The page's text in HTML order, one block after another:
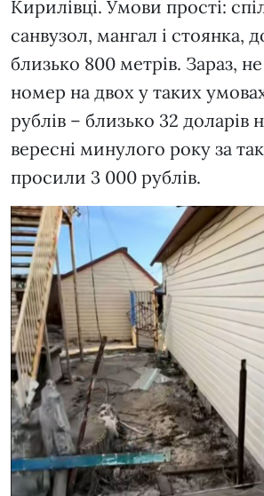
Кирилівці. Умови прості:
санвузол, мангал і стоянка,
близько 800 метрів. Зараз,
номер на двох у таких
рублів – близько 32 доларів
вересні минулого року за
просили 3 000 рублів.